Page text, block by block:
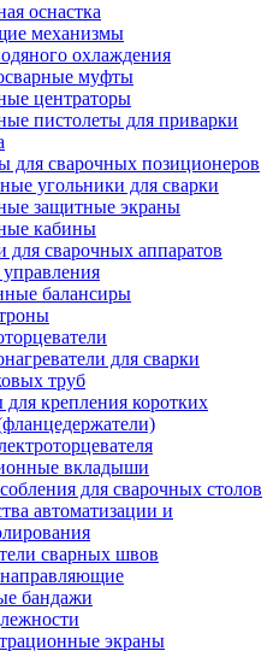
оснастка
механизмы
охлаждения
муфты
центраторы
пистолеты для приварки
для сварочных позиционеров
угольники для сварки
защитные экраны
кабины
для сварочных аппаратов
балансиры
для сварки
труб
крепления коротких
вкладыши
для сварочных столов
автоматизации и
сварных швов
бандажи
экраны